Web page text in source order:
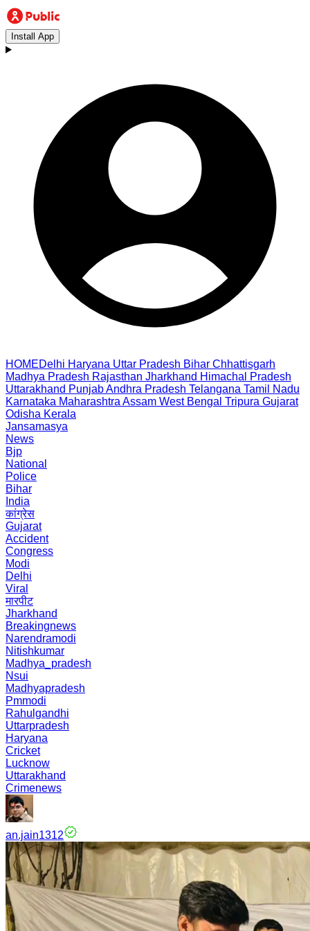
Install App
HOMEDelhi Haryana Uttar Pradesh Bihar Chhattisgarh
Madhya Pradesh Rajasthan Jharkhand Himachal Pradesh
Uttarakhand PunjabAndhra Pradesh Telangana Tamil Nadu
Karnataka Maharashtra Assam West Bengal Tripura Gujarat
Odisha Kerala
Jansamasya
News
Bjp
National
Police
Bihar
India
कांग्रेस
Gujarat
Accident
Congress
Modi
Delhi
Viral
मारपीट
Jharkhand
Breakingnews
Narendramodi
Nitishkumar
Madhya_pradesh
Nsui
Madhyapradesh
Pmmodi
Rahulgandhi
Uttarpradesh
Haryana
Cricket
Lucknow
Uttarakhand
Crimenews
an.jain1312